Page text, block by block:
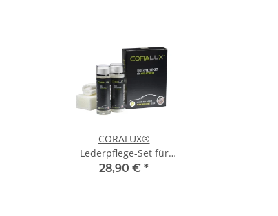
CORALUX®
Lederpflege-Set für
Autoleder
28,90 € *